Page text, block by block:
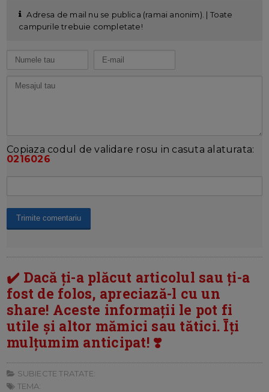
Adresa de mail nu se publica (ramai anonim). | Toate
campurile trebuie completate!
Copiaza codul de validare rosu in casuta alaturata:
0216026
✔️ Dacă ți-a plăcut articolul sau ți-a
fost de folos, apreciază-l cu un
share! Aceste informații le pot fi
utile și altor mămici sau tătici. Īți
mulțumim anticipat! ❣️
SUBIECTE TRATATE:
TEMA: